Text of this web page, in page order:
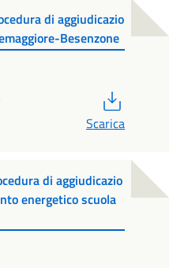
di aggiudicazio
Besenzone
Scarica
di aggiudicazio
energetico scuola